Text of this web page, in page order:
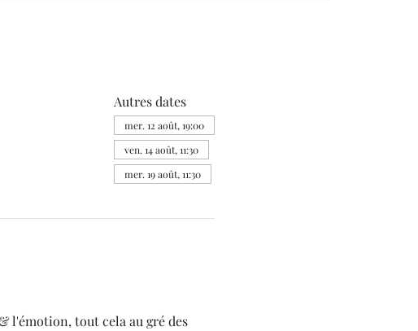
Autres dates
mer. 12 août, 19:00
ven. 14 août, 11:30
mer. 19 août, 11:30
l'émotion, tout cela au gré des